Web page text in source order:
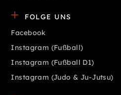
FOLGE UNS
Facebook
Instagram (Fußball)
Instagram (Fußball D1)
Instagram (Judo & Ju-Jutsu)